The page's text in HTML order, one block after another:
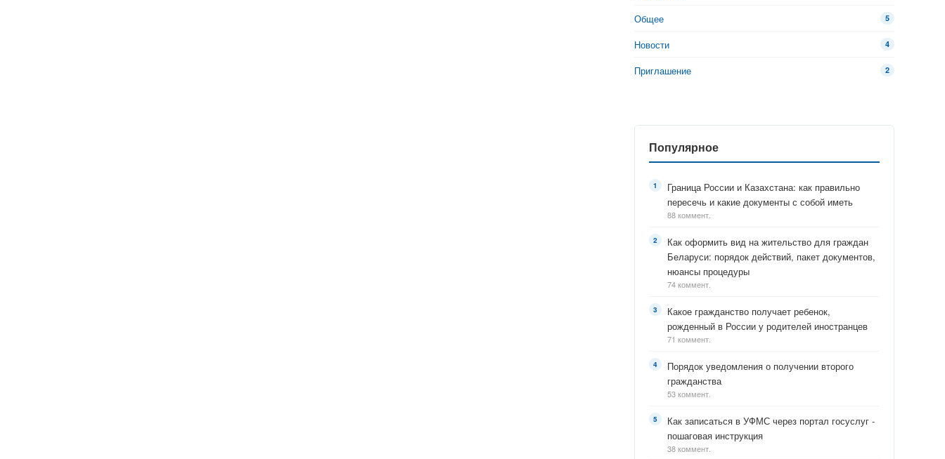
Общее 5
Новости 4
Приглашение 2
Популярное
Граница России и Казахстана: как правильно
пересечь и какие документы с собой иметь
88 коммент.
Как оформить вид на жительство для граждан
Беларуси: порядок действий, пакет документов,
нюансы процедуры
74 коммент.
Какое гражданство получает ребенок,
рожденный в России у родителей иностранцев
71 коммент.
Порядок уведомления о получении второго
гражданства
53 коммент.
Как записаться в УФМС через портал госуслуг -
пошаговая инструкция
38 коммент.